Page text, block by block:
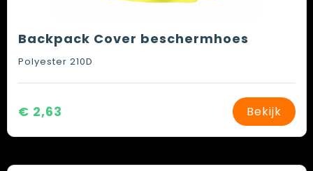
Backpack Cover beschermhoes
Polyester 210D
€ 2,63 Bekijk